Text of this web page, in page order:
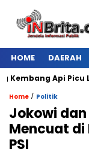
HOME DAERAH
Api Picu
Home / Politik
Jokowi
Mencuat di
PSI